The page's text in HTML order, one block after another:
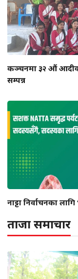
कञ्चनमा ३२ औं
सम्पन्न
नाट्टा निर्वाचनका
ताजा समाचार